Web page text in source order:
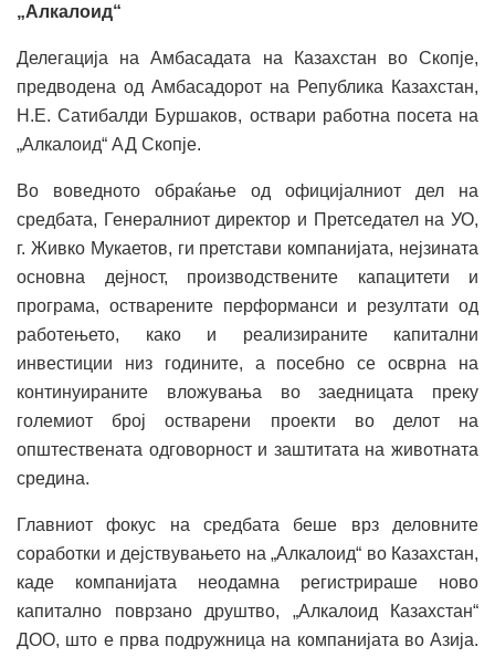
„Алкалоид“
Делегација на Амбасадата на Казахстан во Скопје,
предводена од Амбасадорот на Република Казахстан,
Н.Е. Сатибалди Буршаков, оствари работна посета на
„Алкалоид“ АД Скопје.
Во воведното обраќање од официјалниот дел на
средбата, Генералниот директор и Претседател на УО,
г. Живко Мукаетов, ги претстави компанијата, нејзината
основна дејност, производствените капацитети и
програма, остварените перформанси и резултати од
работењето, како и реализираните капитални
инвестиции низ годините, а посебно се осврна на
континуираните вложувања во заедницата преку
големиот број остварени проекти во делот на
општествената одговорност и заштитата на животната
средина.
Главниот фокус на средбата беше врз деловните
соработки и дејствувањето на „Алкалоид“ во Казахстан,
каде компанијата неодамна регистрираше ново
капитално поврзано друштво, „Алкалоид Казахстан“
ДОО, што е прва подружница на компанијата во Азија.